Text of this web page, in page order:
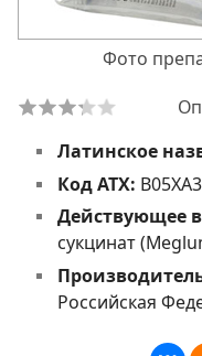
Фото
Латинское
Код АТХ:
Действующее
сукцинат
Российская